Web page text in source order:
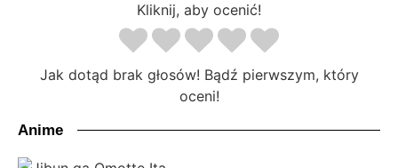
Kliknij, aby ocenić!
Jak dotąd brak głosów! Bądź pierwszym, który
oceni!
Anime